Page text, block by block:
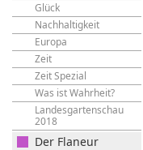
Glück
Nachhaltigkeit
Europa
Zeit
Zeit Spezial
Was ist Wahrheit?
Landesgartenschau
2018
Der Flaneur